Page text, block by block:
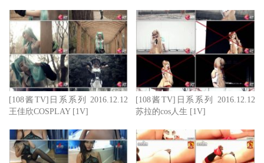
[108酱TV]日系系列 2016.12.12
王佳欣COSPLAY [1V]
[108酱TV]日系系列 2016.12.12
苏拉的cos人生 [1V]